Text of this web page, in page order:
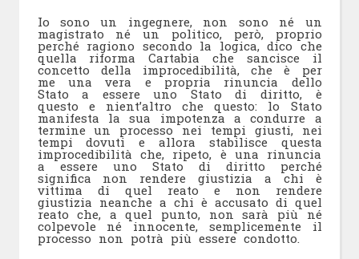
Io sono un ingegnere, non sono né un
magistrato né un politico, però, proprio
perché ragiono secondo la logica, dico che
quella riforma Cartabia che sancisce il
concetto della improcedibilità, che è per
me una vera e propria rinuncia dello
Stato a essere uno Stato di diritto, è
questo e nient’altro che questo: lo Stato
manifesta la sua impotenza a condurre a
termine un processo nei tempi giusti, nei
tempi dovuti e allora stabilisce questa
improcedibilità che, ripeto, è una rinuncia
a essere uno Stato di diritto perché
significa non rendere giustizia a chi è
vittima di quel reato e non rendere
giustizia neanche a chi è accusato di quel
reato che, a quel punto, non sarà più né
colpevole né innocente, semplicemente il
processo non potrà più essere condotto.